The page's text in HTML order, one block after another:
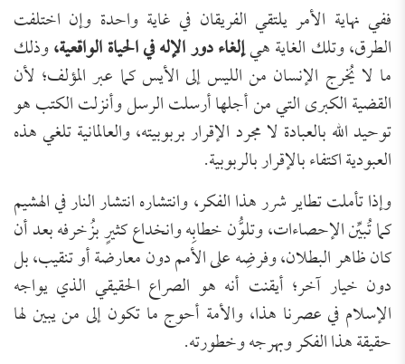
ففي نهاية الأمر يلتقي الفريقان في غاية واحدة وإن اختلفت
الطرق، وتلك الغاية هيإلغاء دور الإله في الحياة الواقعية،وذلك
ما لا يُخرج الإنسان من الليس إلى الأيس كما عبر المؤلف؛ لأن
القضية الكبرى التي من أجلها أرسلت الرسل وأنزلت الكتب هو
توحيد الله بالعبادة لا مجرد الإقرار بربوبيته، والعالمانية تلغي هذه
العبودية اكتفاء بالإقرار بالربوبية.
وإذا تأملت تطاير شرر هذا الفكر، وانتشاره انتشار النار في الهشيم
كما تُبيِّن الإحصاءات، وتلوُّن خطابِه وانخداع كثيرٍ بزُخرفه بعد أن
كان ظاهر البطلان، وفرضِه على الأمم دون معارضة أو تنقيب، بل
دون خيار آخر؛ أيقنت أنه هو الصراع الحقيقي الذي يواجه
الإسلام في عصرنا هذا، والأمة أحوج ما تكون إلى من يبين لها
حقيقة هذا الفكر وبهرجه وخطورته.